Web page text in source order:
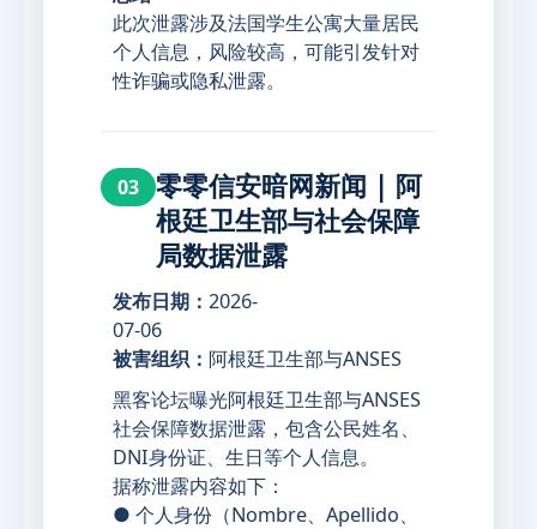
此次泄露涉及法国学生公寓大量居民
个人信息，风险较高，可能引发针对
性诈骗或隐私泄露。
03
零零信安暗网新闻 | 阿
根廷卫生部与社会保障
局数据泄露
发布日期： 2026-
07-06
被害组织： 阿根廷卫生部与ANSES
黑客论坛曝光阿根廷卫生部与ANSES
社会保障数据泄露，包含公民姓名、
DNI身份证、生日等个人信息。
据称泄露内容如下：
● 个人身份（Nombre、Apellido、